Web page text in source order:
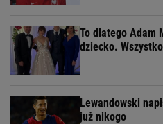
To dlatego Adam
dziecko.
Lewandowski
już nikogo